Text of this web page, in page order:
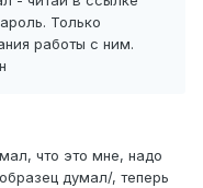
Только
работы с ним.
что это мне, надо
думал/, теперь